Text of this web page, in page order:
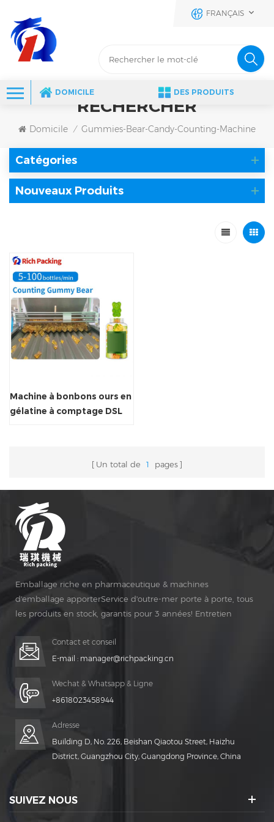
FRANÇAIS
DOMICILE DES PRODUITS
RECHERCHER
Domicile / Gummies-Bear-Candy-Counting-Machine
Catégories
Nouveaux Produits
Machine à bonbons ours en
gélatine à comptage DSL
Un total de 1 pages
Emballage riche en pharmaceutique & machines
d'emballage apporterService d'outre-mer porte à porte, tous
les produits en stock, garantis pour 3 années! Entretien
Contact et conseil
E-mail : manager@richpacking.cn
Wechat & Whatsapp & Ligne
+8618023458944
Adresse
Building D, No. 226, Beishan Qiaotou Street, Haizhu
District, Guangzhou City, Guangdong Province, China
SUIVEZ NOUS